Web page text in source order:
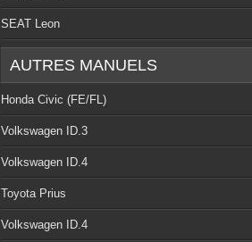
SEAT Leon
AUTRES MANUELS
Honda Civic (FE/FL)
Volkswagen ID.3
Volkswagen ID.4
Toyota Prius
Volkswagen ID.4